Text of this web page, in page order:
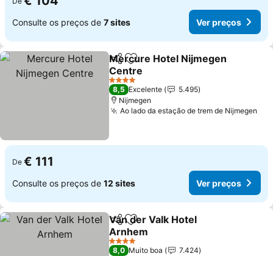
Consulte os preços de 7 sites Ver preços
PartilharAdicionar aos favoritos
Mercure Hotel Nijmegen
Centre
Ver preços
4 Estrelas
8,5 Excelente
5.495
Nijmegen
Ao lado da estação de trem de Nijmegen
De € 111
Consulte os preços de 12 sites Ver preços
PartilharAdicionar aos favoritos
Van der Valk Hotel
Arnhem
Ver preços
4 Estrelas
8,0 Muito boa
7.424